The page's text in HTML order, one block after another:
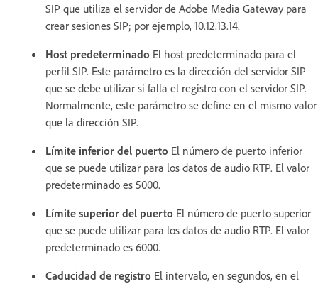
SIP que utiliza el servidor de Adobe Media Gateway para
crear sesiones SIP; por ejemplo, 10.12.13.14.
Host predeterminado El host predeterminado para el
perfil SIP. Este parámetro es la dirección del servidor SIP
que se debe utilizar si falla el registro con el servidor SIP.
Normalmente, este parámetro se define en el mismo valor
que la dirección SIP.
Límite inferior del puerto El número de puerto inferior
que se puede utilizar para los datos de audio RTP. El valor
predeterminado es 5000.
Límite superior del puerto El número de puerto superior
que se puede utilizar para los datos de audio RTP. El valor
predeterminado es 6000.
Caducidad de registro El intervalo, en segundos, en el